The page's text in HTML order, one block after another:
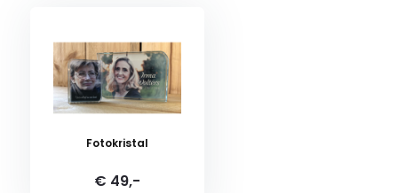
beschadigen of kapot aankomen. De UitvaartStore zorgt
en veilige verzending!
Aan afbeeldingen kunnen geen rechten worden ontleend.
Fotokristal
€ 49,-